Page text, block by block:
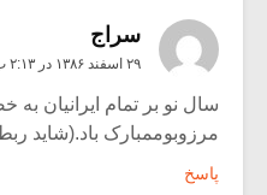
سراج
۲۹ اسفند ۱۳۸۶ در ۲:۱۳ ب٫ظ
سال نو بر تمام ایرانیان
مرزوبوممبارک باد.(شاید
پاسخ